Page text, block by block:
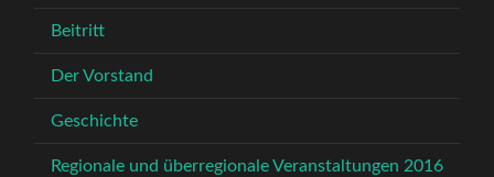
Beitritt
Der Vorstand
Geschichte
Regionale und überregionale Veranstaltungen 2016